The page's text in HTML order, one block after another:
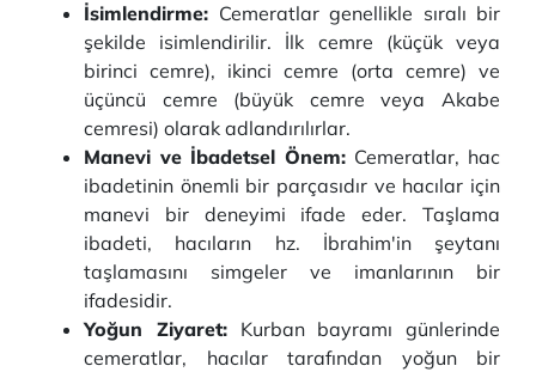
İsimlendirme: Cemeratlar genellikle sıralı bir
şekilde isimlendirilir. İlk cemre (küçük veya
birinci cemre), ikinci cemre (orta cemre) ve
üçüncü cemre (büyük cemre veya Akabe
cemresi) olarak adlandırılırlar.
Manevi ve İbadetsel Önem: Cemeratlar, hac
ibadetinin önemli bir parçasıdır ve hacılar için
manevi bir deneyimi ifade eder. Taşlama
ibadeti, hacıların hz. İbrahim'in şeytanı
taşlamasını simgeler ve imanlarının bir
ifadesidir.
Yoğun Ziyaret:Kurban bayramı günlerinde
cemeratlar, hacılar tarafından yoğun bir